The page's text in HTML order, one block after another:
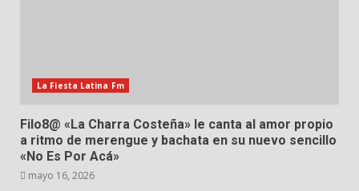
La Fiesta Latina Fm
Filo8@ «La Charra Costeña» le canta al amor propio
a ritmo de merengue y bachata en su nuevo sencillo
«No Es Por Acá»
mayo 16, 2026